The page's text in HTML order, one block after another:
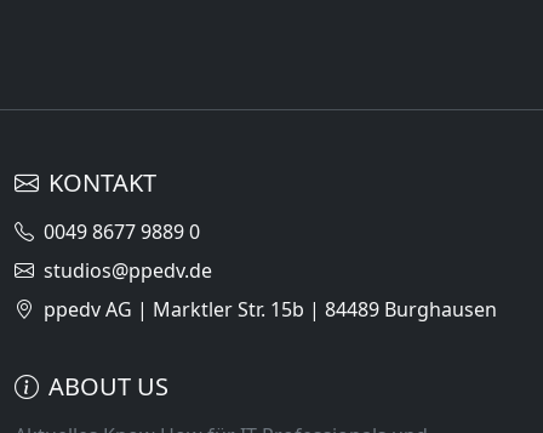
KONTAKT
0049 8677 9889 0
studios@ppedv.de
ppedv AG | Marktler Str. 15b | 84489 Burghausen
ABOUT US